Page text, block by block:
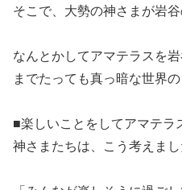
そこで、大勢の神さまが岩
なんとかしてアマテラスを
までたっても真っ暗な世界の
■楽しいことをしてアマテラ
神さまたちは、こう考えまし